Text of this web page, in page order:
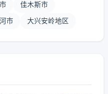
佳木斯市
市 大兴安岭地区